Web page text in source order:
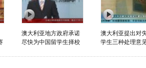
澳大利亚地方政府承诺
尽快为中国留学生择校
澳大利亚提出对
学生三种处理意